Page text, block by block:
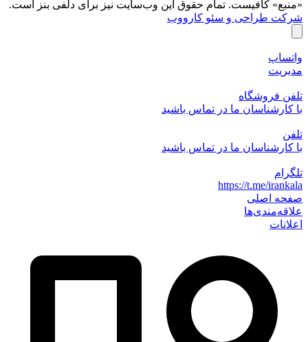
«منبع» کافیست. تمام حقوق اين وب‌سايت نیز برای دلفی بنز است.
شرکت طراحی و سئو کارووب
واتساپ
مدیریت
تلفن فروشگاه
با کارشناسان ما در تماس باشید
تلفن
با کارشناسان ما در تماس باشید
تلگرام
https://t.me/irankala
صفحه اصلی
علاقه‌مندی‌ها
اعلانات